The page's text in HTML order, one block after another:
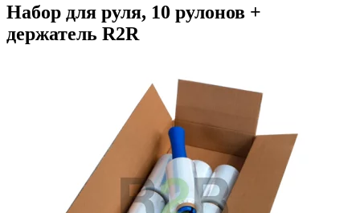
Набор для руля, 10 рулонов +
держатель R2R